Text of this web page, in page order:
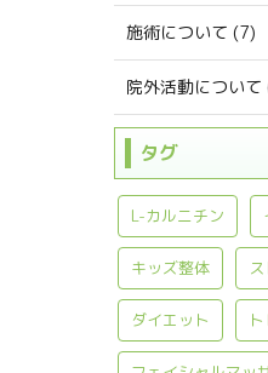
施術について (7)
院外活動について
タグ
L-カルニチン
キッズ整体
ダイエット